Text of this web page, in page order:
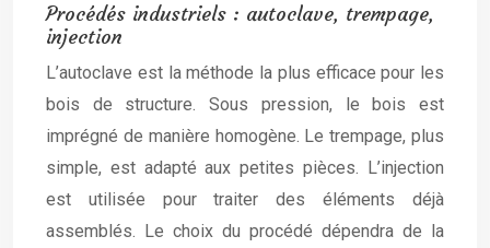
Procédés industriels : autoclave, trempage,
injection
L’autoclave est la méthode la plus efficace pour les
bois de structure. Sous pression, le bois est
imprégné de manière homogène. Le trempage, plus
simple, est adapté aux petites pièces. L’injection
est utilisée pour traiter des éléments déjà
assemblés. Le choix du procédé dépendra de la